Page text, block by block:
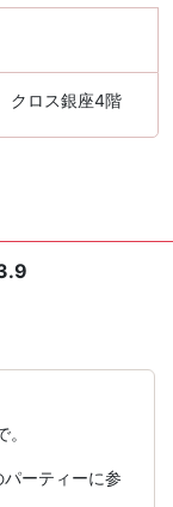
ロス銀座4階
ーティーに参